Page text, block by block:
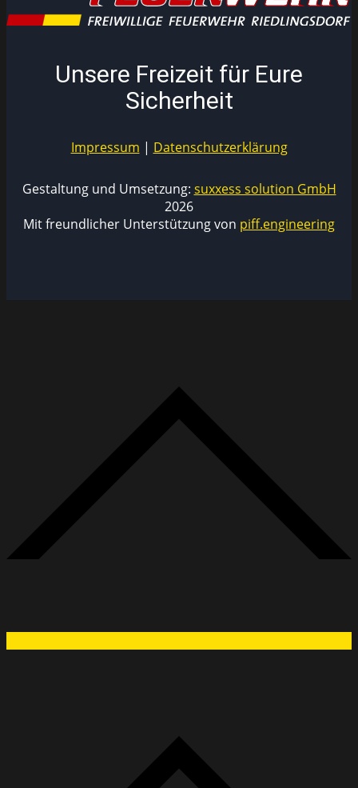
Unsere Freizeit für Eure
Sicherheit
Impressum | Datenschutzerklärung
Gestaltung und Umsetzung: suxxess solution GmbH
2026
Mit freundlicher Unterstützung von piff.engineering